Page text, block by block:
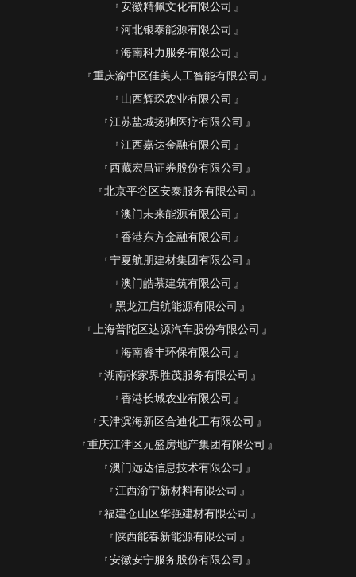
安徽精佩文化有限公司
河北银泰能源有限公司
海南科力服务有限公司
重庆渝中区佳美人工智能有限公司
山西辉琛农业有限公司
江苏盐城扬驰医疗有限公司
江西嘉达金融有限公司
西藏宏昌证券股份有限公司
北京平谷区安泰服务有限公司
澳门未来能源有限公司
香港东方金融有限公司
宁夏航朋建材集团有限公司
澳门皓慕建筑有限公司
黑龙江启航能源有限公司
上海普陀区达源汽车股份有限公司
海南睿丰环保有限公司
湖南张家界胜茂服务有限公司
香港长城农业有限公司
天津滨海新区合迪化工有限公司
重庆江津区元盛房地产集团有限公司
澳门远达信息技术有限公司
江西渝宁新材料有限公司
福建仓山区华强建材有限公司
陕西能春新能源有限公司
安徽安宁服务股份有限公司